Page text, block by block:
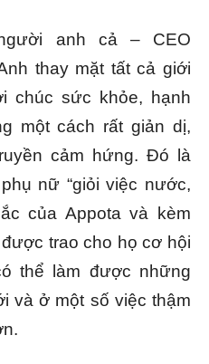
anh cả – CEO
thay mặt tất cả giới
chúc sức khỏe, hạnh
một cách rất giản dị,
cảm hứng. Đó là
nữ “giỏi việc nước,
của Appota và kèm
trao cho họ cơ hội
thể làm được những
và ở một số việc thậm